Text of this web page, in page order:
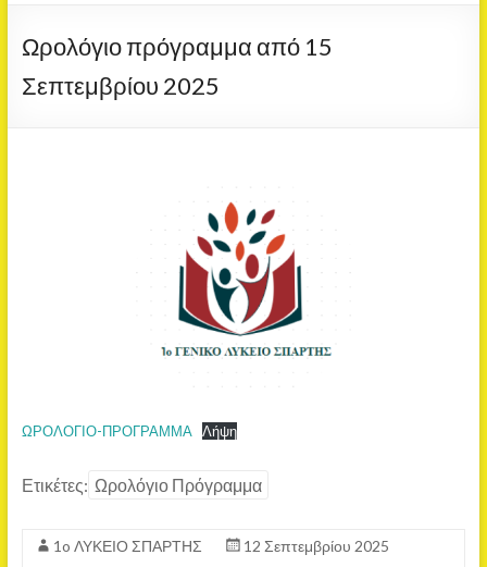
Ωρολόγιο πρόγραμμα από 15
Σεπτεμβρίου 2025
ΩΡΟΛΟΓΙΟ-ΠΡΟΓΡΑΜΜΑ Λήψη
Ετικέτες: Ωρολόγιο Πρόγραμμα
1o ΛΥΚΕΙΟ ΣΠΑΡΤΗΣ
12 Σεπτεμβρίου 2025